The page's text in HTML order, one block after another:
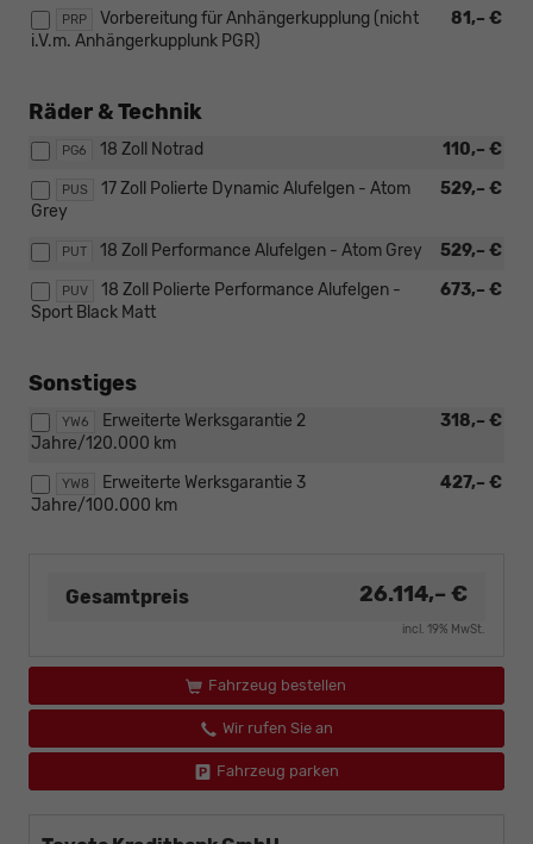
PRP 81,– €
Vorbereitung für Anhängerkupplung (nicht
i.V.m. Anhängerkupplunk PGR)
Räder & Technik
PG6 110,– €
18 Zoll Notrad
PUS 529,– €
17 Zoll Polierte Dynamic Alufelgen - Atom
Grey
PUT 529,– €
18 Zoll Performance Alufelgen - Atom Grey
PUV 673,– €
18 Zoll Polierte Performance Alufelgen -
Sport Black Matt
Sonstiges
YW6 318,– €
Erweiterte Werksgarantie 2
Jahre/120.000 km
YW8 427,– €
Erweiterte Werksgarantie 3
Jahre/100.000 km
Gesamtpreis 26.114,– €
incl. 19% MwSt.
Fahrzeug bestellen
Wir rufen Sie an
Fahrzeug parken